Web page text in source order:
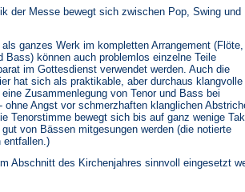
der Messe bewegt sich zwischen Pop, Swing und
als ganzes Werk im kompletten Arrangement (Flöte,
Bass) können auch problemlos einzelne Teile
im Gottesdienst verwendet werden. Auch die
hat sich als praktikable, aber durchaus klangvolle
Zusammenlegung von Tenor und Bass bei
ohne Angst vor schmerzhaften klanglichen
Tenorstimme bewegt sich bis auf ganz wenige
von Bässen mitgesungen werden (die notierte
entfallen.)
Abschnitt des Kirchenjahres sinnvoll eingesetzt